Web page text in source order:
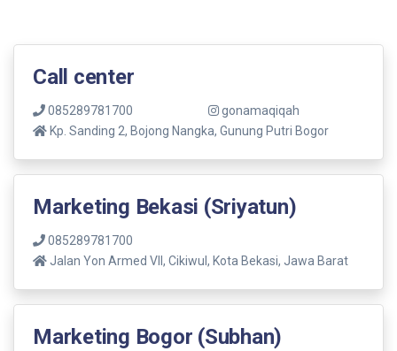
Call center
085289781700
gonamaqiqah
Kp. Sanding 2, Bojong Nangka, Gunung Putri Bogor
Marketing Bekasi (Sriyatun)
085289781700
Jalan Yon Armed VII, Cikiwul, Kota Bekasi, Jawa Barat
Marketing Bogor (Subhan)